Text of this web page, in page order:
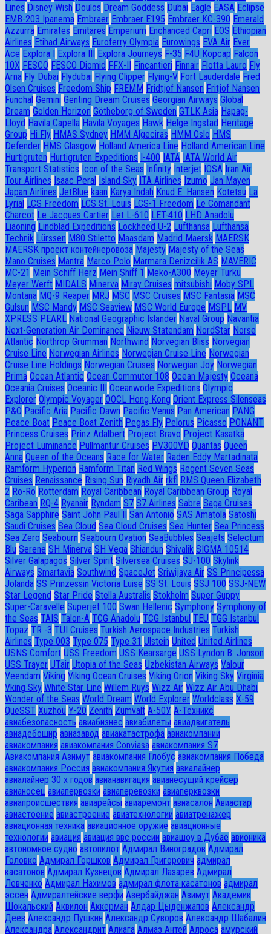
Lines Disney Wish Doulos Dream Goddess Dubai Eagle EASA Eclipse
EMB-203 Ipanema Embraer Embraer E195 Embraer KC-390 Emerald
Azzurra Emirates Emitares Emperium Enchanced Capri EOS Ethiopian
Airlines Etihad Airways Euroferry Olympia Eurowings EVA Air Ever
Ace Explora I Explora III Explora Journeys F-35 F4U Корсар Falcon
10X FESCO FESCO Diomid FFX-II Fincantieri Finnair Flotta Lauro Fly
Arna Fly Dubai Flydubai Flying Clipper Flying-V Fort Lauderdale Fred
Olsen Cruises Freedom Ship FREMM Fridtjof Nansen Fritjof Nansen
Funchal Gemini Genting Dream Cruises Georgian Airways Global
Dream Golden Horizon Götheborg of Sweden GTLK Asia Hapag-
Lloyd Havila Capella Havila Voyages Hawk Helge Ingstad Heritage
Group Hi Fly HMAS Sydney HMM Algeciras HMM Oslo HMS
Defender HMS Glasgow Holland America Line Holland American Line
Hurtigruten Hurtigruten Expeditions I-400 IATA IATA World Air
Transport Statistics Icon of the Seas Infinity Interjet IOSA Iran Air
Tour Airlines Isaac Peral Island Sky ITA Airlines Izumo Jan Mayen
Japan Airlines JetBlue kaan Karya Indah Knud E. Hansen Kotetsu La
Lyrial LCS Freedom LCS St. Louis LCS-1 Freedom Le Comandant
Charcot Le Jacques Cartier Let L-610 LET-410 LHD Anadolu
Liaoning Lindblad Expeditions Lockheed U-2 Lufthansa Lufthansa
Technik Lürssen M80 Stiletto Maasdam Madrid Maersk MAERSK
MAERSK проект контейнеровоза Majesty Majesty of the Seas
Mano Cruises Mantra Marco Polo Marmara Denizcilik AS MAVERIC
MC-21 Mein Schiff Herz Mein Shiff 1 Meko-A300 Meyer Turku
Meyer Werft MIDALS Minerva Miray Cruises mitsubishi Moby SPL
Montana MQ-9 Reaper MRJ MSC MSC Cruises MSC Fantasia MSC
Gulsun MSC Mandy MSC Seaview MSC World Europe MSPL MV
XPRESS PEARL National Geographic Islander Naval Group Navantia
Next-Generation Air Dominance Nieuw Statendam NordStar Norse
Atlantic Northrop Grumman Northwind Norvegian Bliss Norvegian
Cruise Line Norwegian Airlines Norwegian Cruise Line Norwegian
Cruise Line Holdings Norwegian Cruises Norwegian Joy Norwegian
Prima Ocean Atlantic Ocean Commuter 108 Ocean Majesty Oceana
Oceania Cruises Oceanic III Oceanwode Expeditions Olympic
Explorer Olympic Voyager OOCL Hong Kong Orient Express Silenseas
P&O Pacific Aria Pacific Dawn Pacific Venus Pan American PANG
Peace Boat Peace Boat Zenith Pegas Fly Pelorus Picasso PONANT
Princess Cruises Prinz Adalbert Project Bravo Project Kasatka
Project Luminance Pullmantur Cruises PV300VD Quantas Queen
Anna Queen of the Oceans Race for Water Raden Eddy Martadinata
Ramform Hyperion Ramform Titan Red Wings Regent Seven Seas
Cruises Renaissance Rising Sun Riyadh Air rkfl RMS Queen Elizabeth
2 Ro-Ro Rotterdam Royal Caribbean Royal Caribbean Group Royal
Caribean RQ-4 Ryanair Ryndam S7 S7 Airlines Sabre Saga Cruises
Saga Sapphire Saint John Paul II San Antonio SAS Amatola Satoshi
Saudi Cruises Sea Cloud Sea Cloud Cruises Sea Hunter Sea Princess
Sea Zero Seabourn Seabourn Ovation SeaBubbles Seajets Selectum
Blu Serene SH Minerva SH Vega Shiandun Shivalik SIGMA 10514
Silver Galapagos Silver Spirit Silversea Cruises SJ-100 Skylink
Airways Smartavia Southwind SpaceJet Sriwijaya Air SS Principessa
Jolanda SS Prinzessin Victoria Luise SS St. Louis SSJ 100 SSJ-NEW
Star Legend Star Pride Stella Australis Stokholm Super Guppy
Super-Caravelle Superjet 100 Swan Hellenic Symphony Symphony of
the Seas TAIS Talon-A TCG Anadolu TCG Istanbul TEU TGG Istanbul
Topaz TR -3 TUI Cruises Turkish Aerospace Industries Turkish
Airlines Type 003 Type 075 Type 31 Ulstein United United Airlines
USNS Comfort USS Freedom USS Kearsarge USS Lyndon B. Jonson
USS Trayer UTair Utopia of the Seas Uzbekistan Airways Valour
Veendam Viking Viking Ocean Cruises Viking Orion Viking Sky Virginia
Vking Sky White Star Line Willem Ruys Wizz Air Wizz Air Abu Dhabi
Wonder of the Seas World Dream World Explorer Worldclass X-59
QueSST Xuzhou Y-20 Zenith Zumvalt А-50У А-Техникс
авиабезопасность авиабизнес авиабилеты авиадвигатель
авиадебошир авиазавод авиакатастрофа авиакомпании
авиакомпания авиакомпания Conviasa авиакомпания S7
Авиакомпания Азимут авиакомпания Глобус авиакомпания Победа
авиакомпания Россия авиакомпания Якутия авиалайнер
авиалайнер 30 х годов авианавигация авианесущий крейсер
авианосец авиапервозки авиаперевозки авиаперквозки
авиапроисшествия авиарейсы авиаремонт авиасалон Авиастар
авиастоение авиастроение авиатехнологии авиатренажер
авиационная техника авиационное оружие авиационные
технологии авиация авиация ввс россии авиашоу в Дубае авионика
автономное судно автопилот Адмирал Виноградов Адмирал
Головко Адмирал Горшков Адмирал Григорович адмирал
касатонов Адмирал Кузнецов Адмирал Лазарев Адмирал
Левченко Адмирал Нахимов адмирал флота касатонов адмирал
эссен Адмиралтейские верфи Азербайджан Азимут Академик
Шокальский Аквилон Аккерман Алдар Цыденжапов Александр
Деев Александр Пушкин Александр Суворов Александр Шабалин
Александра Александрит Алиага Алмаз Антей Алроса амурский